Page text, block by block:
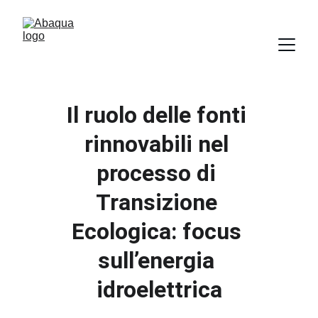
Il ruolo delle fonti
rinnovabili nel
processo di
Transizione
Ecologica: focus
sull’energia
idroelettrica